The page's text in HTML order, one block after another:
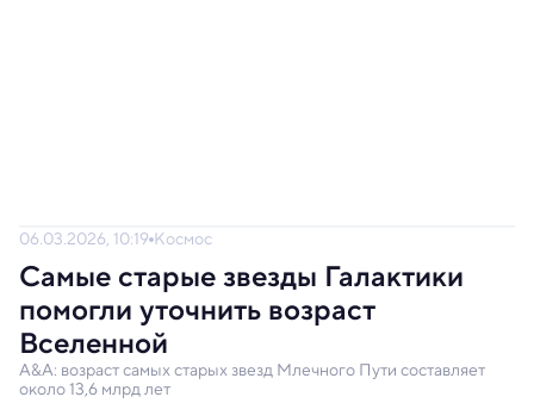
06.03.2026, 10:19 Космос
Самые старые звезды Галактики
помогли уточнить возраст
Вселенной
A&A: возраст самых старых звезд Млечного Пути составляет
около 13,6 млрд лет